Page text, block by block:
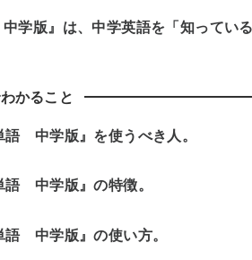
学版』は、中学英語を「知ってい
かること
中学版』を使うべき人。
中学版』の特徴。
中学版』の使い方。